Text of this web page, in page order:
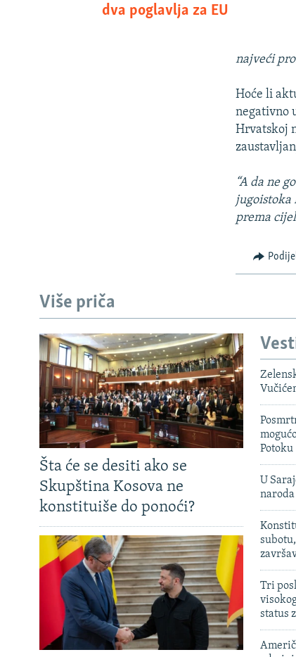
dva poglavlja za EU
najveći
Hoće li
negativno
Hrvatskoj
“A da ne
jugoistoka
prema
Više priča
Šta će se desiti ako se
Skupština Kosova ne
konstituiše do ponoći?
Potoku
U
Tri
status